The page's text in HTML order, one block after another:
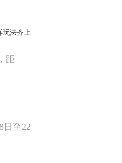
玩法齐上
距
日至22